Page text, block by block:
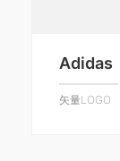
Adidas
矢量LOGO